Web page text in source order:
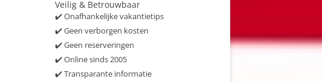
Veilig & Betrouwbaar
✔️ Onafhankelijke vakantietips
✔️ Geen verborgen kosten
✔️ Geen reserveringen
✔️ Online sinds 2005
✔️ Transparante informatie